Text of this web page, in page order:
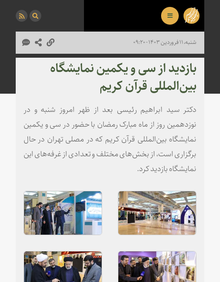
شنبه، ۱۱ فروردین ۱۴۰۳ - ۰۹:۲۰
بازدید از سی و یکمین نمایشگاه
بین‌المللی قرآن کریم
دکتر سید ابراهیم رئیسی بعد از ظهر امروز شنبه و در
نوزدهمین روز از ماه مبارک رمضان با حضور در سی و یکمین
نمایشگاه بین‌المللی قرآن کریم که در مصلی تهران در حال
برگزاری است، از بخش‌های مختلف و تعدادی از غرفه‌های این
نمایشگاه بازدید کرد.